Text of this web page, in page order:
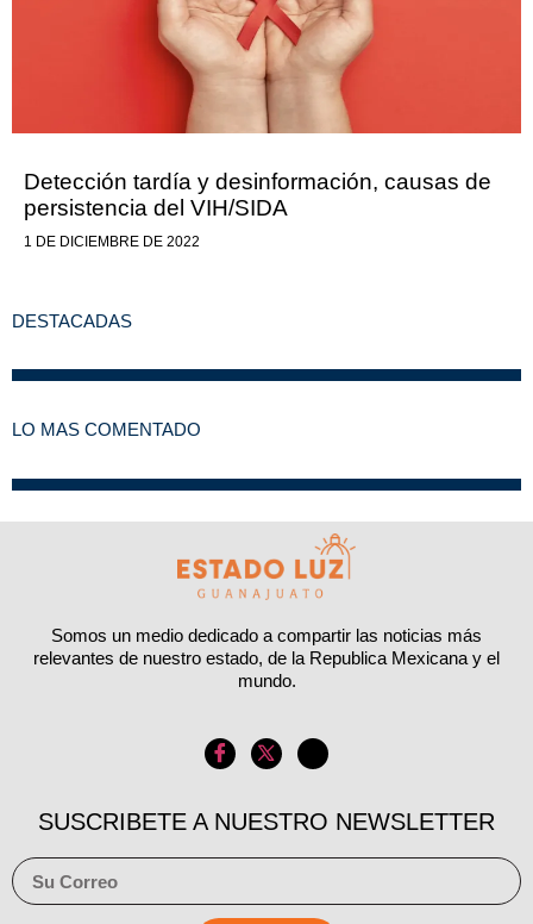
Detección tardía y desinformación, causas de
persistencia del VIH/SIDA
1 DE DICIEMBRE DE 2022
DESTACADAS
LO MAS COMENTADO
Somos un medio dedicado a compartir las noticias más
relevantes de nuestro estado, de la Republica Mexicana y el
mundo.
SUSCRIBETE A NUESTRO NEWSLETTER